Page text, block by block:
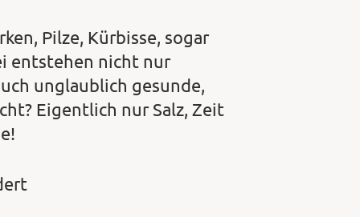
Pilze, Kürbisse, sogar
entstehen nicht nur
unglaublich gesunde,
Eigentlich nur Salz, Zeit